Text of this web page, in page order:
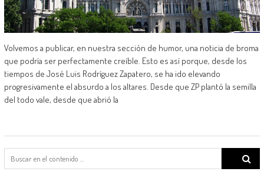
Volvemos a publicar, en nuestra sección de humor, una noticia de broma
que podría ser perfectamente creíble. Esto es así porque, desde los
tiempos de José Luis Rodríguez Zapatero, se ha ido elevando
progresivamente el absurdo a los altares. Desde que ZP plantó la semilla
del todo vale, desde que abrió la
Search
for: